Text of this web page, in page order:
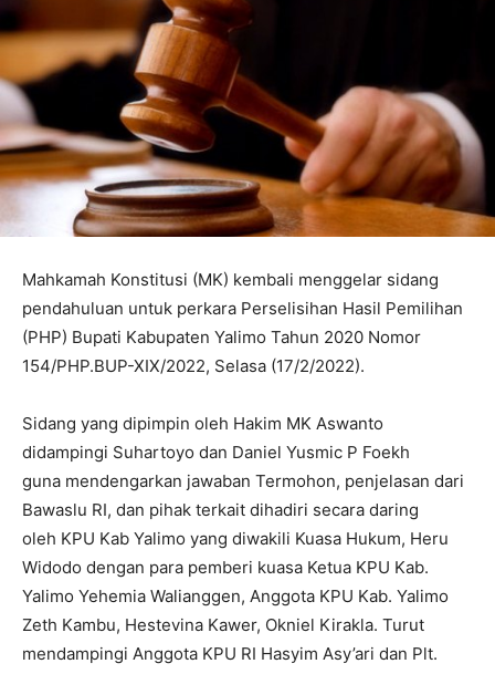
Mahkamah Konstitusi (MK) kembali menggelar sidang
pendahuluan untuk perkara Perselisihan Hasil Pemilihan
(PHP) Bupati Kabupaten Yalimo Tahun 2020 Nomor
154/PHP.BUP-XIX/2022, Selasa (17/2/2022).
Sidang yang dipimpin oleh Hakim MK Aswanto
didampingi Suhartoyo dan Daniel Yusmic P Foekh
guna mendengarkan jawaban Termohon, penjelasan dari
Bawaslu RI, dan pihak terkait dihadiri secara daring
oleh KPU Kab Yalimo yang diwakili Kuasa Hukum, Heru
Widodo dengan para pemberi kuasa Ketua KPU Kab.
Yalimo Yehemia Walianggen, Anggota KPU Kab. Yalimo
Zeth Kambu, Hestevina Kawer, Okniel Kirakla. Turut
mendampingi Anggota KPU RI Hasyim Asy’ari dan Plt.